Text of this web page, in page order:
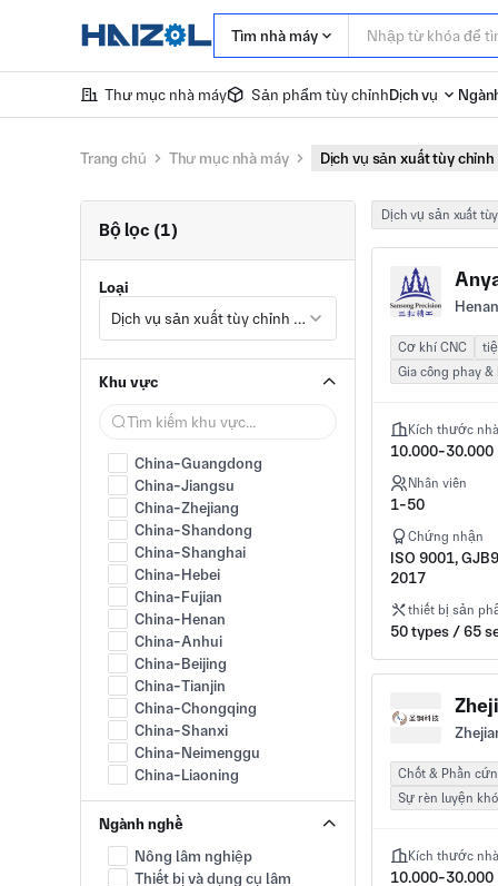
Tìm nhà máy
Thư mục nhà máy Sản phẩm tùy chỉnhDịch vụ
Trang chủ Thư mục nhà máy Dịch vụ sản xuất tùy chỉnh
Bộ lọc (1)
Loại
Dịch vụ sản xuất tùy chỉnh khác
Khu vực
China-Guangdong
China-Jiangsu
China-Zhejiang
China-Shandong
China-Shanghai
China-Hebei
China-Fujian
China-Henan
China-Anhui
China-Beijing
China-Tianjin
China-Chongqing
China-Shanxi
China-Neimenggu
China-Liaoning
China-Jilin
China-Heilongjiang
China-Hubei
Ngành nghề
Nông lâm nghiệp
Thiết bị và dụng cụ lâm
Dịch vụ sản xuất
Cơ khí CNC
Gia công phay &
Kích thước
10.000-30.000
Nhân viên
1-50
Chứng nhận
ISO 9001,
2017
thiết bị sản
50 types / 65
Chốt & Phần
Sự rèn luyện
Kích thước
10.000-30.000